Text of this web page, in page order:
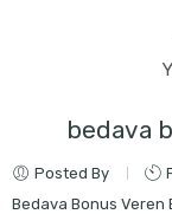
bedava
Posted By
Bedava Bonus Veren